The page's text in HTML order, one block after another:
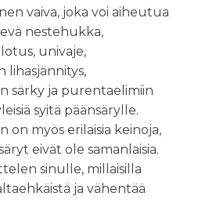
vaiva, joka voi aiheutua
nestehukka,
univaje,
lihasjännitys,
särky ja purentaelimiin
syitä päänsärylle.
on myös erilaisia keinoja,
eivät ole samanlaisia.
sinulle, millaisilla
ja vähentää